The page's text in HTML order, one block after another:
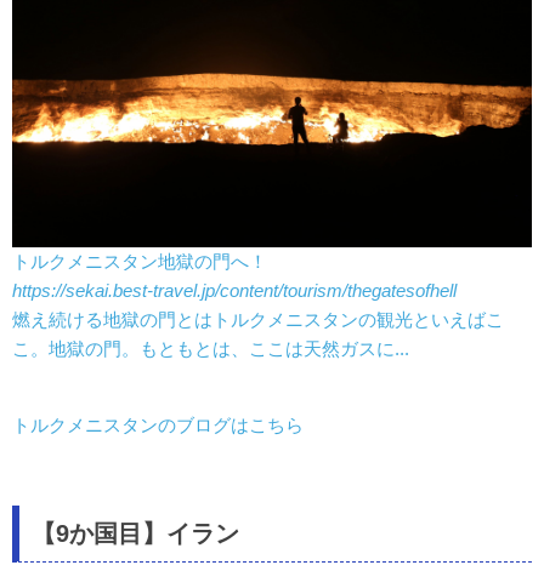
トルクメニスタン地獄の門へ！
https://sekai.best-travel.jp/content/tourism/thegatesofhell
燃え続ける地獄の門とはトルクメニスタンの観光といえばこ
こ。地獄の門。もともとは、ここは天然ガスに...
トルクメニスタンのブログはこちら
【9か国目】イラン